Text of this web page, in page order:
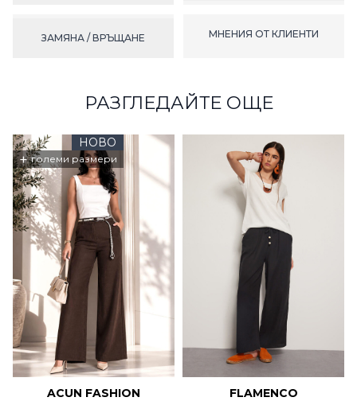
ЗАМЯНА / ВРЪЩАНЕ МНЕНИЯ ОТ КЛИЕНТИ
РАЗГЛЕДАЙТЕ ОЩЕ
НОВО
+ големи размери
ACUN FASHION FLAMENCO